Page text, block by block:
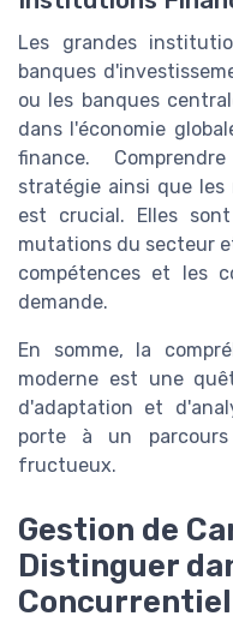
Les grandes
banques
ou les banques
dans l'économie
finance.
stratégie ainsi que les
est crucial. Elles
mutations du secteur
compétences et les
demande.
En somme, la
moderne est une
d'adaptation et
porte à un parcours
fructueux.
Gestion de
Distinguer
Concurrentiel